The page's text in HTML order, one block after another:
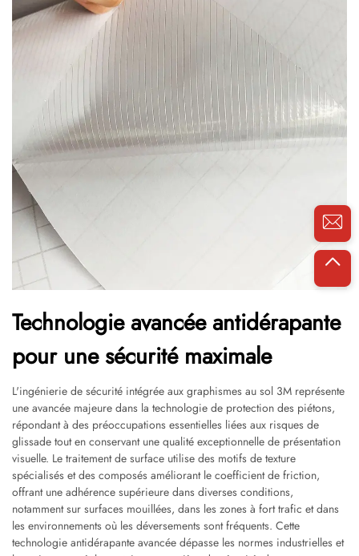
Technologie avancée antidérapante
pour une sécurité maximale
L'ingénierie de sécurité intégrée aux graphismes au sol 3M représente
une avancée majeure dans la technologie de protection des piétons,
répondant à des préoccupations essentielles liées aux risques de
glissade tout en conservant une qualité exceptionnelle de présentation
visuelle. Le traitement de surface utilise des motifs de texture
spécialisés et des composés améliorant le coefficient de friction,
offrant une adhérence supérieure dans diverses conditions,
notamment sur surfaces mouillées, dans les zones à fort trafic et dans
les environnements où les déversements sont fréquents. Cette
technologie antidérapante avancée dépasse les normes industrielles et